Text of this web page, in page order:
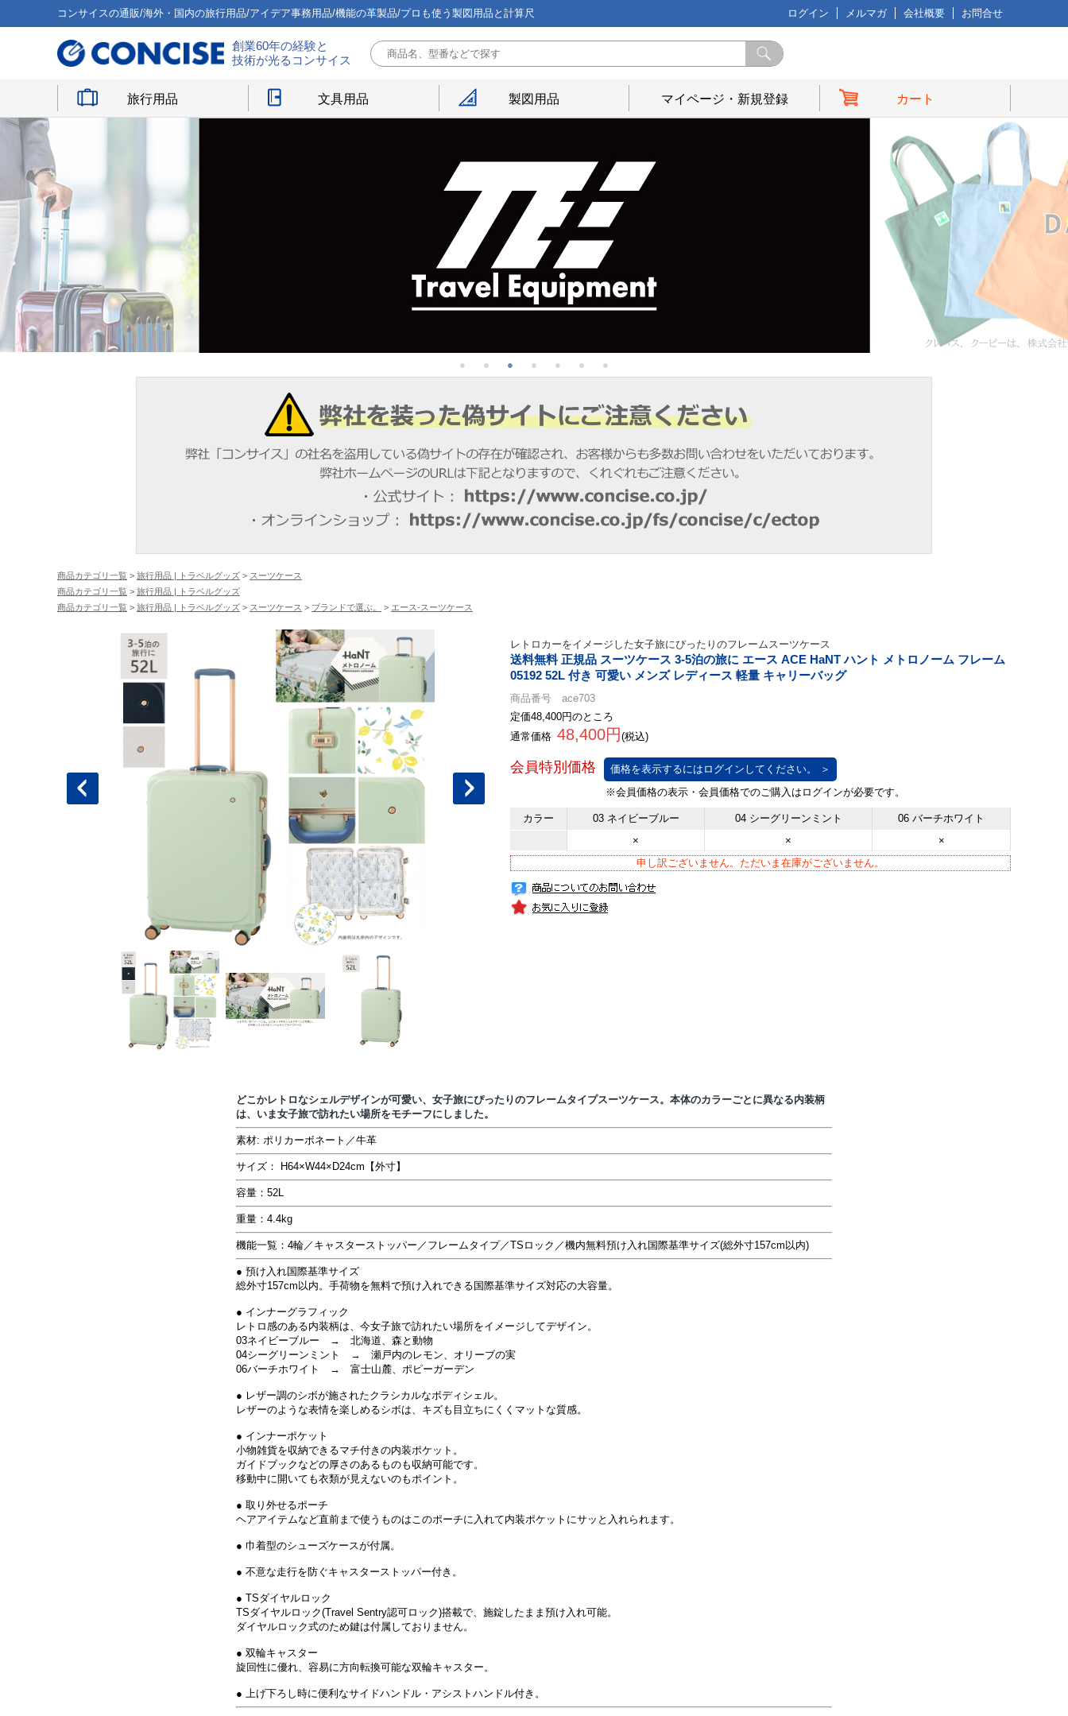
コンサイスの通販/海外・国内の旅行用品/アイデア事務用品/機能の革製品/プロも使う製図用品と計算尺 ログイン メルマガ 会社概要 お問合せ
創業60年の経験と
技術が光るコンサイス
旅行用品 文具用品 製図用品 マイページ・新規登録 カート
商品カテゴリ一覧 > 旅行用品 | トラベルグッズ > スーツケース
商品カテゴリ一覧 > 旅行用品 | トラベルグッズ
商品カテゴリ一覧 > 旅行用品 | トラベルグッズ > スーツケース > ブランドで選ぶ。 > エース-スーツケース
レトロカーをイメージした女子旅にぴったりのフレームスーツケース
送料無料 正規品 スーツケース 3-5泊の旅に エース ACE HaNT ハント メトロノーム フレーム
05192 52L 付き 可愛い メンズ レディース 軽量 キャリーバッグ
商品番号 ace703
定価48,400円のところ
通常価格 48,400円 (税込)
価格を表示するにはログインしてください。 ＞
カラー 03 ネイビーブルー 04 シーグリーンミント
06 バーチホワイト
×
×
×
申し訳ございません。ただいま在庫がございません。
どこかレトロなシェルデザインが可愛い、女子旅にぴったりのフレームタイプスーツケース。本体のカラーごとに異なる内装柄
は、いま女子旅で訪れたい場所をモチーフにしました。
素材: ポリカーボネート／牛革
サイズ： H64×W44×D24cm【外寸】
容量：52L
重量：4.4kg
機能一覧：4輪／キャスターストッパー／フレームタイプ／TSロック／機内無料預け入れ国際基準サイズ(総外寸157cm以内)
● 預け入れ国際基準サイズ
総外寸157cm以内。手荷物を無料で預け入れできる国際基準サイズ対応の大容量。
● インナーグラフィック
レトロ感のある内装柄は、今女子旅で訪れたい場所をイメージしてデザイン。
03ネイビーブルー → 北海道、森と動物
04シーグリーンミント → 瀬戸内のレモン、オリーブの実
06バーチホワイト → 富士山麓、ポピーガーデン
● レザー調のシボが施されたクラシカルなボディシェル。
レザーのような表情を楽しめるシボは、キズも目立ちにくくマットな質感。
● インナーポケット
小物雑貨を収納できるマチ付きの内装ポケット。
ガイドブックなどの厚さのあるものも収納可能です。
移動中に開いても衣類が見えないのもポイント。
● 取り外せるポーチ
ヘアアイテムなど直前まで使うものはこのポーチに入れて内装ポケットにサッと入れられます。
● 巾着型のシューズケースが付属。
● 不意な走行を防ぐキャスターストッパー付き。
● TSダイヤルロック
TSダイヤルロック(Travel Sentry認可ロック)搭載で、施錠したまま預け入れ可能。
ダイヤルロック式のため鍵は付属しておりません。
● 双輪キャスター
旋回性に優れ、容易に方向転換可能な双輪キャスター。
● 上げ下ろし時に便利なサイドハンドル・アシストハンドル付き。